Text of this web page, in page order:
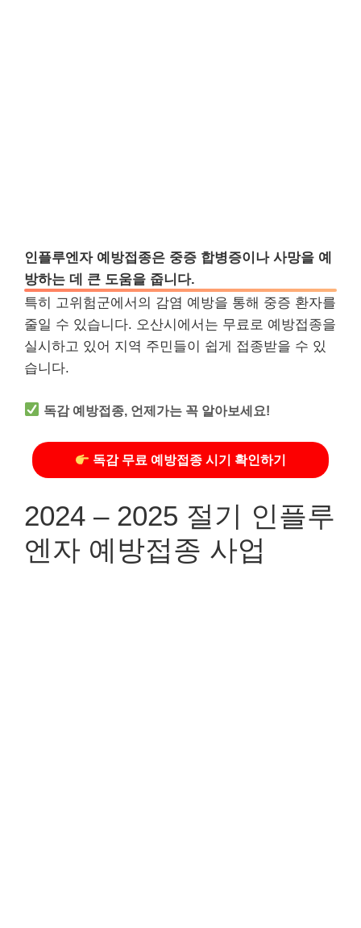
인플루엔자 예방접종은 중증 합병증이나 사망을 예
방하는 데 큰 도움을 줍니다.
특히 고위험군에서의 감염 예방을 통해 중증 환자를
줄일 수 있습니다. 오산시에서는 무료로 예방접종을
실시하고 있어 지역 주민들이 쉽게 접종받을 수 있
습니다.
독감 예방접종, 언제가는 꼭 알아보세요!
독감 무료 예방접종 시기 확인하기
2024 – 2025 절기 인플루
엔자 예방접종 사업